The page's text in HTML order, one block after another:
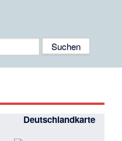
Deutschlandkarte